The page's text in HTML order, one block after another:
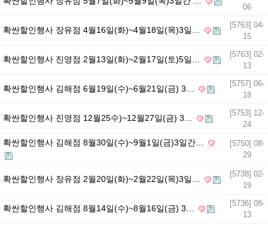
06
확싼할인행사 장유점 4월16일(화)~4월18일(목)3일…
[5763] 04-
15
확싼할인행사 진영점 2월13일(화)~2월17일(토)5일…
[5763] 02-
13
확싼할인행사 김해점 6월19일(수)~6월21일(금) 3…
[5757] 06-
18
확싼할인행사 진영점 12월25수)~12월27일(금) 3…
[5753] 12-
24
확싼할인행사 김해점 8월30일(수)~9월1일(금)3일간…
[5750] 08-
29
확싼할인행사 장유점 2월20일(화)~2월22일(목)3일…
[5738] 02-
19
확싼할인행사 김해점 8월14일(수)~8월16일(금) 3…
[5736] 08-
13